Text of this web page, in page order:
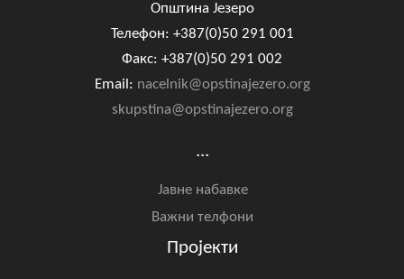
ОПШТИНСКА УПРАВА
ИНФО
Вијести
Заштита од пожара
Општина Језеро
Телефон: +387(0)50 291 001
Факс: +387(0)50 291 002
Email: nacelnik@opstinajezero.org
skupstina@opstinajezero.org
...
Јавне набавке
Важни телфони
Пројекти